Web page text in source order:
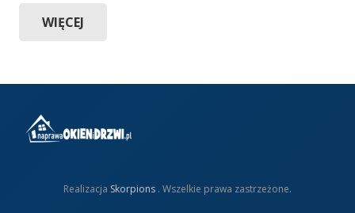
WIĘCEJ
Realizacja Skorpions . Wszelkie prawa zastrzeżone.